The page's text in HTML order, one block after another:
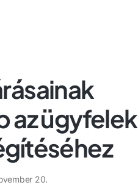
az ügyfelek
20.